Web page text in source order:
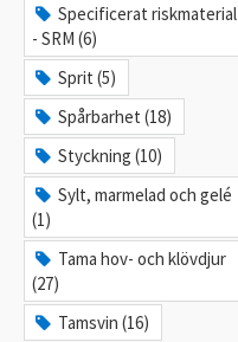
Specificerat riskmaterial
- SRM (6)
Sprit (5)
Spårbarhet (18)
Styckning (10)
Sylt, marmelad och gelé
(1)
Tama hov- och klövdjur
(27)
Tamsvin (16)